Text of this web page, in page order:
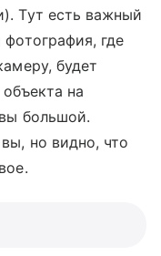
Тут есть важный
где
будет
на
большой.
но видно, что